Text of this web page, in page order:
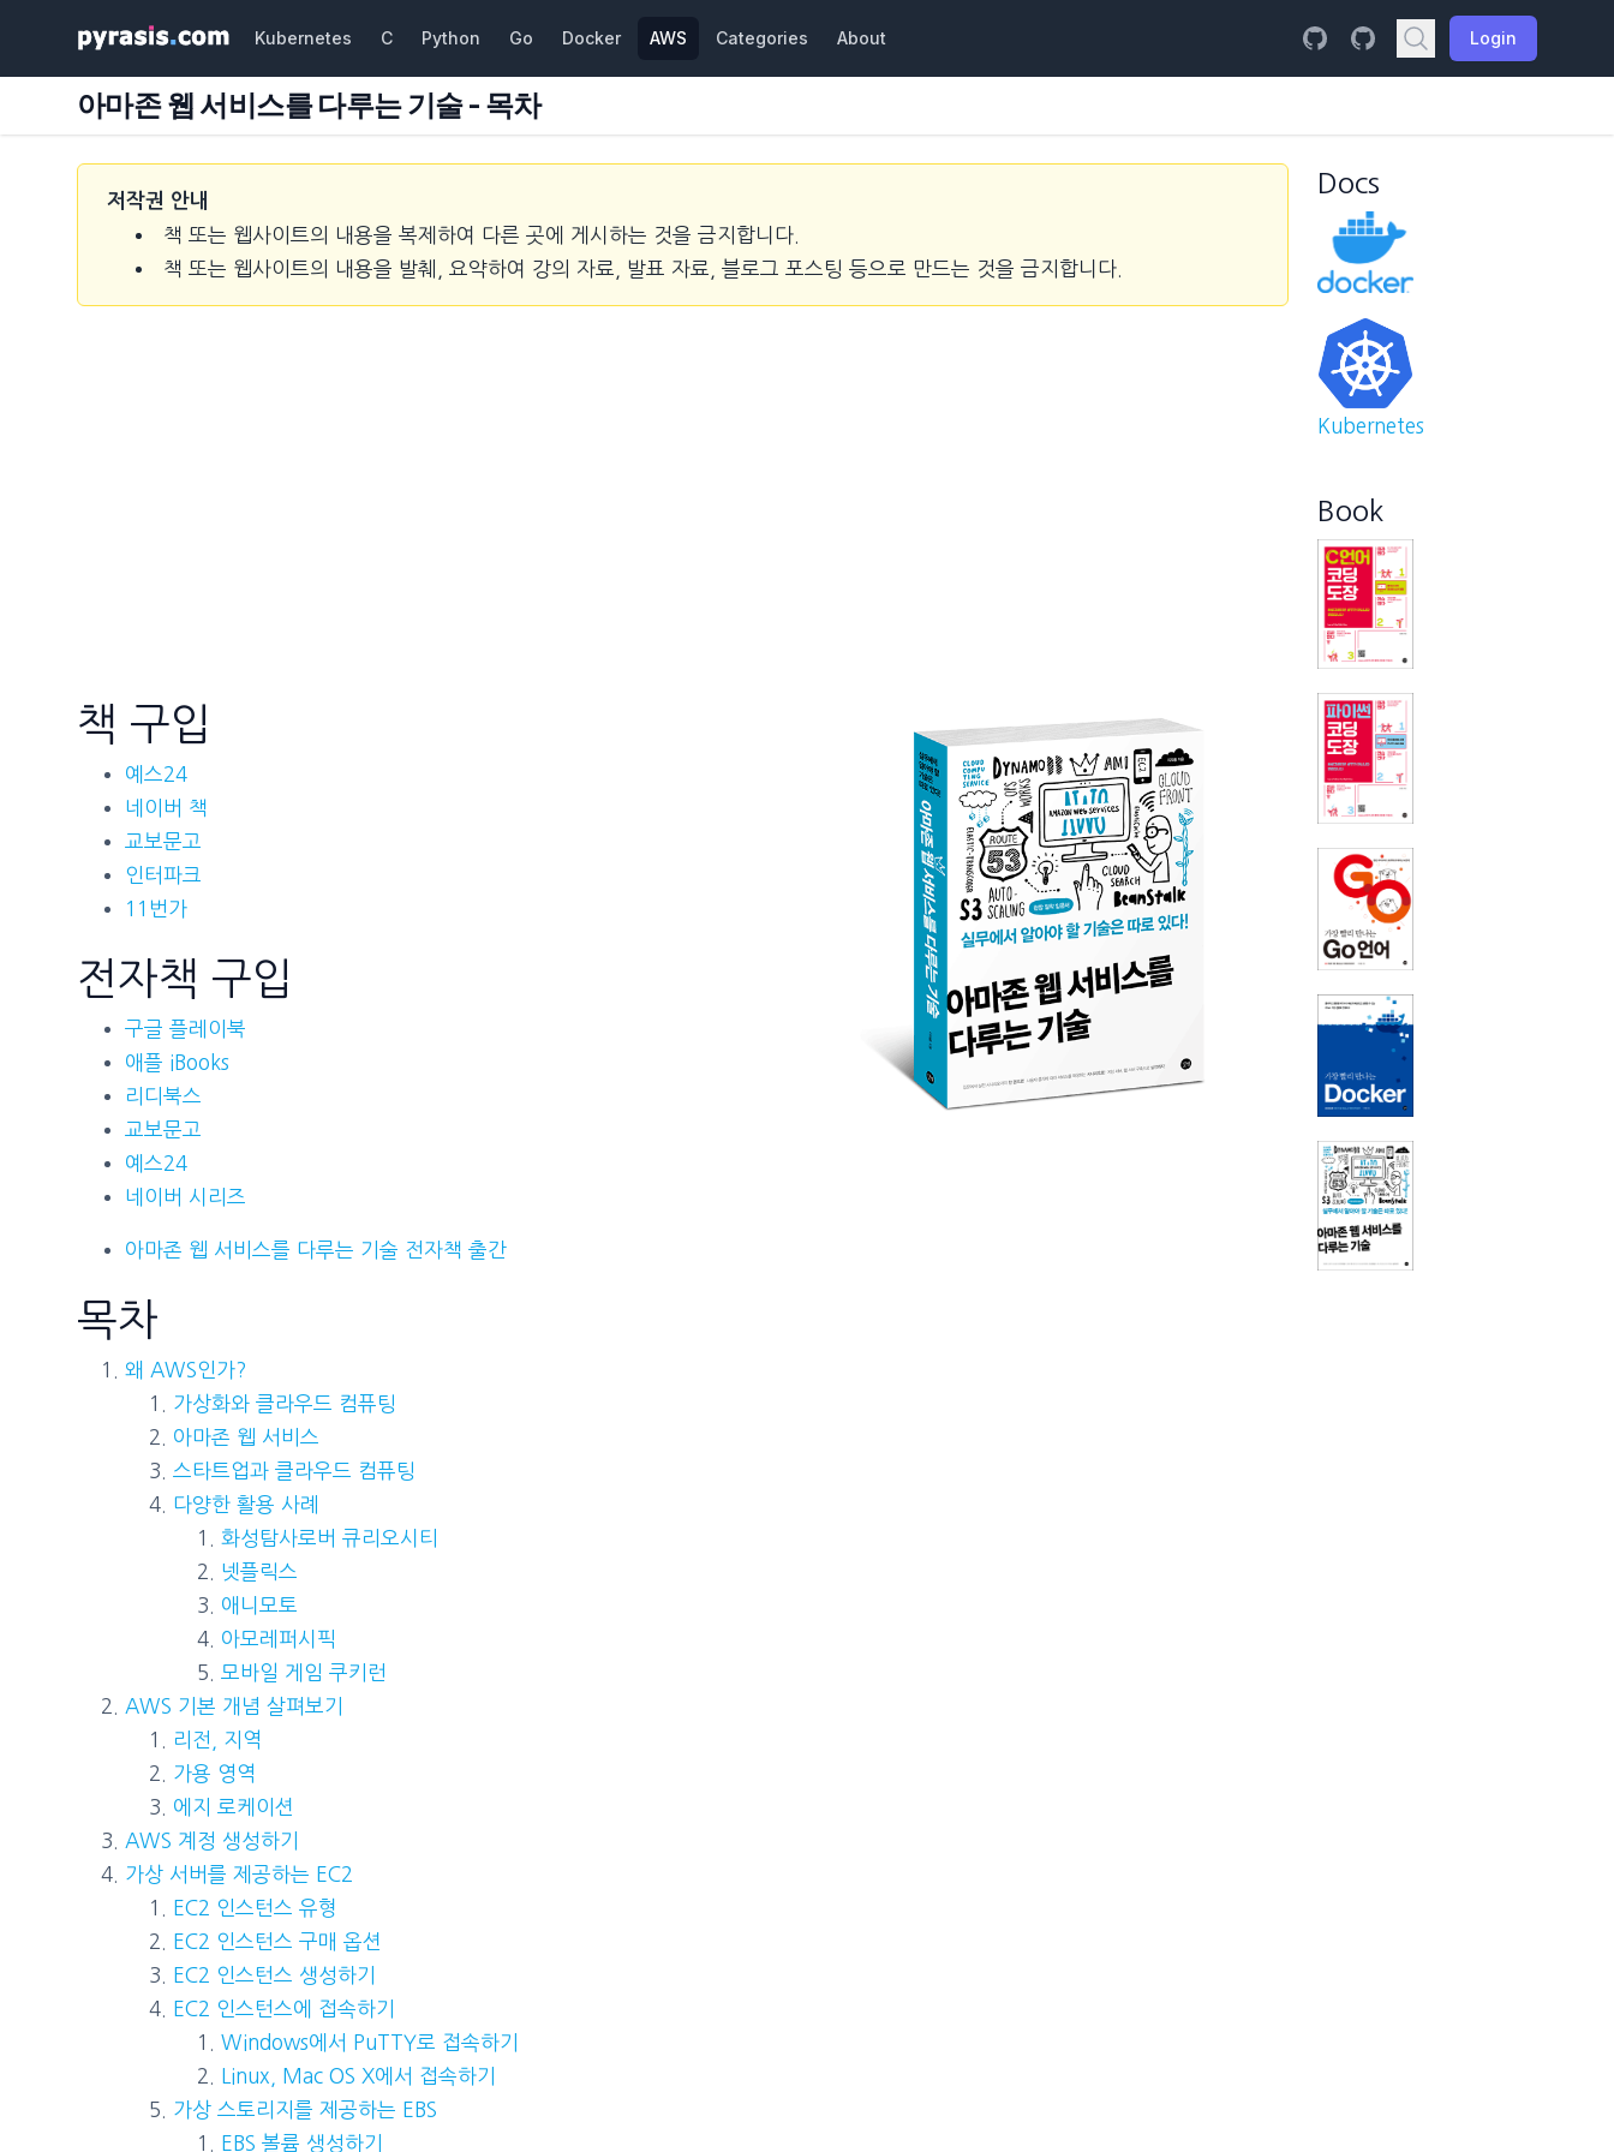
Kubernetes C Python Go Docker AWS Categories About Login
아마존 웹 서비스를 다루는 기술 - 목차
저작권 안내
책 또는 웹사이트의 내용을 복제하여 다른 곳에 게시하는 것을 금지합니다.
책 또는 웹사이트의 내용을 발췌, 요약하여 강의 자료, 발표 자료, 블로그 포스팅 등으로 만드는 것을 금지합니다.
책 구입
예스24
네이버 책
교보문고
인터파크
11번가
전자책 구입
구글 플레이북
애플 iBooks
리디북스
교보문고
예스24
네이버 시리즈
아마존 웹 서비스를 다루는 기술 전자책 출간
목차
왜 AWS인가?
가상화와 클라우드 컴퓨팅
아마존 웹 서비스
스타트업과 클라우드 컴퓨팅
다양한 활용 사례
화성탐사로버 큐리오시티
넷플릭스
애니모토
아모레퍼시픽
모바일 게임 쿠키런
AWS 기본 개념 살펴보기
리전, 지역
가용 영역
에지 로케이션
AWS 계정 생성하기
가상 서버를 제공하는 EC2
EC2 인스턴스 유형
EC2 인스턴스 구매 옵션
EC2 인스턴스 생성하기
EC2 인스턴스에 접속하기
Windows에서 PuTTY로 접속하기
Linux, Mac OS X에서 접속하기
가상 스토리지를 제공하는 EBS
EBS 볼륨 생성하기
Docs
Kubernetes
Book